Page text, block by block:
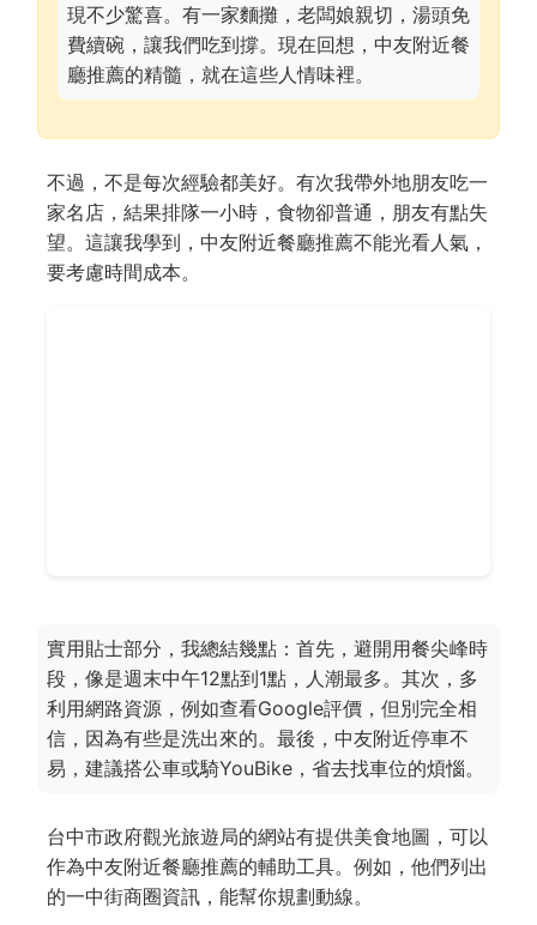
現不少驚喜。有一家麵攤，老闆娘親切，湯頭免
費續碗，讓我們吃到撐。現在回想，中友附近餐
廳推薦的精髓，就在這些人情味裡。
不過，不是每次經驗都美好。有次我帶外地朋友吃一
家名店，結果排隊一小時，食物卻普通，朋友有點失
望。這讓我學到，中友附近餐廳推薦不能光看人氣，
要考慮時間成本。
實用貼士部分，我總結幾點：首先，避開用餐尖峰時
段，像是週末中午12點到1點，人潮最多。其次，多
利用網路資源，例如查看Google評價，但別完全相
信，因為有些是洗出來的。最後，中友附近停車不
易，建議搭公車或騎YouBike，省去找車位的煩惱。
台中市政府觀光旅遊局的網站有提供美食地圖，可以
作為中友附近餐廳推薦的輔助工具。例如，他們列出
的一中街商圈資訊，能幫你規劃動線。